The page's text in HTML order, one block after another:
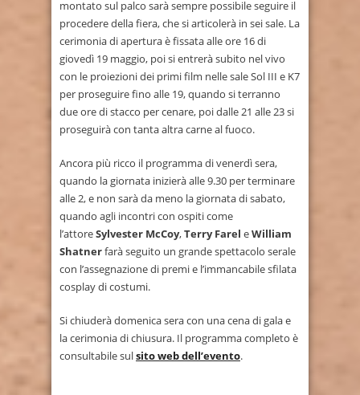
montato sul palco sarà sempre possibile seguire il
procedere della fiera, che si articolerà in sei sale. La
cerimonia di apertura è fissata alle ore 16 di
giovedì 19 maggio, poi si entrerà subito nel vivo
con le proiezioni dei primi film nelle sale Sol III e K7
per proseguire fino alle 19, quando si terranno
due ore di stacco per cenare, poi dalle 21 alle 23 si
proseguirà con tanta altra carne al fuoco.
Ancora più ricco il programma di venerdì sera,
quando la giornata inizierà alle 9.30 per terminare
alle 2, e non sarà da meno la giornata di sabato,
quando agli incontri con ospiti come
l’attoreSylvester McCoy,Terry Farel eWilliam
Shatnerfarà seguito un grande spettacolo serale
con l’assegnazione di premi e l’immancabile sfilata
cosplay di costumi.
Si chiuderà domenica sera con una cena di gala e
la cerimonia di chiusura. Il programma completo è
consultabile sulsito web dell’evento.